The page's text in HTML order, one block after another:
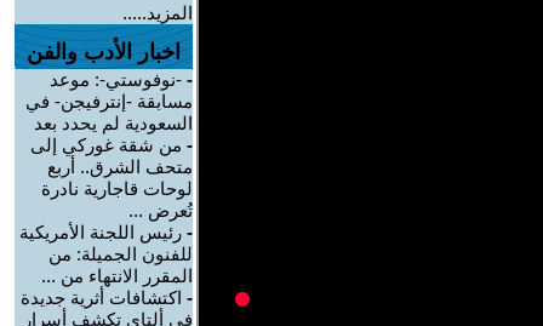
المزيد.....
اخبار الأدب والفن
- -نوفوستي-: موعد
مسابقة -إنترفيجن- في
السعودية لم يحدد بعد
- من شقة غوركي إلى
متحف الشرق.. أربع
لوحات قاجارية نادرة
تُعرض ...
- رئيس اللجنة الأمريكية
للفنون الجميلة: من
المقرر الانتهاء من ...
- اكتشافات أثرية جديدة
في ألتاي تكشف أسرار